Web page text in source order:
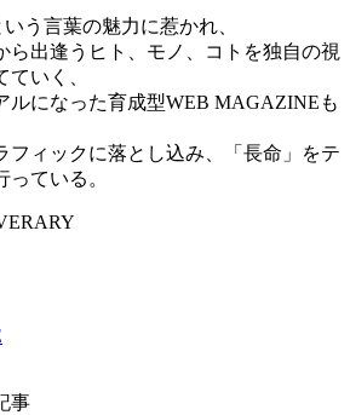
いう言葉の魅力に惹かれ、
ら出逢うヒト、モノ、コトを独自の視
いく、
ルになった育成型WEB MAGAZINEも
フィックに落とし込み、「長命」をテ
ている。
事